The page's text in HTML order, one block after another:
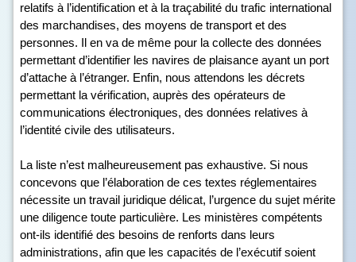
relatifs à l’identification et à la traçabilité du trafic international
des marchandises, des moyens de transport et des
personnes. Il en va de même pour la collecte des données
permettant d’identifier les navires de plaisance ayant un port
d’attache à l’étranger. Enfin, nous attendons les décrets
permettant la vérification, auprès des opérateurs de
communications électroniques, des données relatives à
l’identité civile des utilisateurs.
La liste n’est malheureusement pas exhaustive. Si nous
concevons que l’élaboration de ces textes réglementaires
nécessite un travail juridique délicat, l’urgence du sujet mérite
une diligence toute particulière. Les ministères compétents
ont-ils identifié des besoins de renforts dans leurs
administrations, afin que les capacités de l’exécutif soient